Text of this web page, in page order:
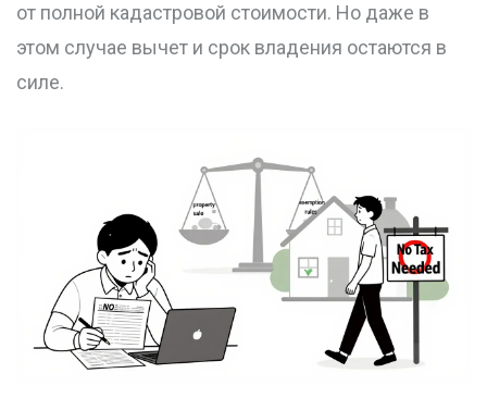
от полной кадастровой стоимости. Но даже в
этом случае вычет и срок владения остаются в
силе.